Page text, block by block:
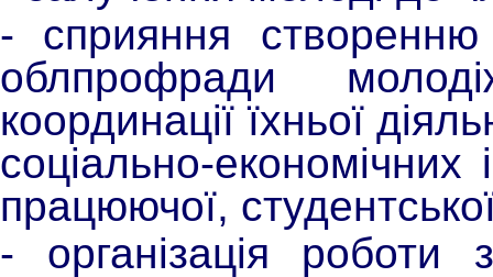
- сприяння
облпрофради
координації їхньої
соціально-економічних
працюючої,
- організація роботи